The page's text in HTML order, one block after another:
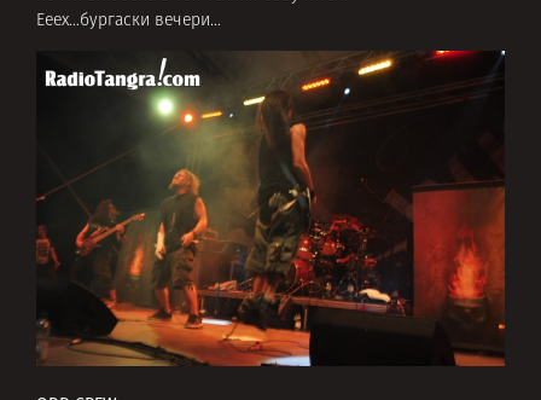
Ееех…бургаски вечери…